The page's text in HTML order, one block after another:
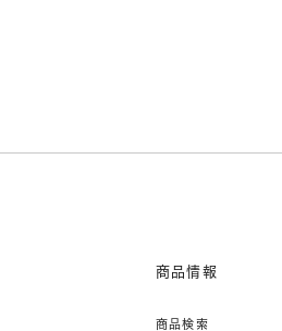
商品情報
商品検索